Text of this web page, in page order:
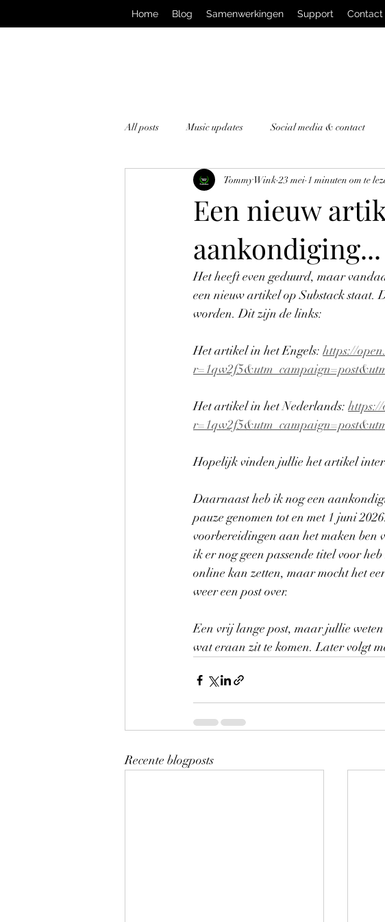
Home Blog Samenwerkingen Support Contact
All posts Music updates Social media & contact
Een nieuw
aankondiging...
Tommy Wink 23 mei 1 minuten om te
Het heeft even geduurd, maar
een nieuw artikel op Substack staat.
worden. Dit zijn de links:
Het artikel in het Engels: https://
Het artikel in het Nederlands:
Hopelijk vinden jullie het artikel
Daarnaast heb ik nog een
pauze genomen tot en met 1 juni
voorbereidingen aan het maken ben
ik er nog geen passende titel voor
online kan zetten, maar mocht het
weer een post over.
Een vrij lange post, maar jullie
wat eraan zit te komen. Later volgt
Recente blogposts